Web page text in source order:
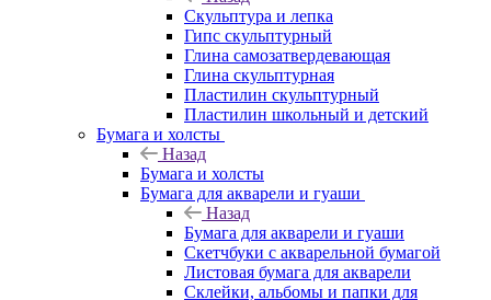
Скульптура и лепка
Гипс скульптурный
Глина самозатвердевающая
Глина скульптурная
Пластилин скульптурный
Пластилин школьный и детский
Бумага и холсты
Назад
Бумага и холсты
Бумага для акварели и гуаши
Назад
Бумага для акварели и гуаши
Скетчбуки с акварельной бумагой
Листовая бумага для акварели
Склейки, альбомы и папки для